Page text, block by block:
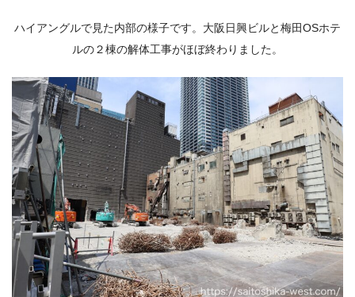
ハイアングルで見た内部の様子です。 大阪日興ビルと梅田OSホテ
ルの２棟の解体工事がほぼ終わりました。